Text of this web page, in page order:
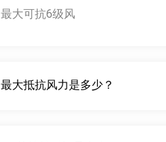
最大可抗6级风
最大抵抗风力是多少？